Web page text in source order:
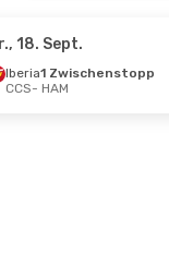
18. Sept.
Iberia1 Zwischenstopp
CCS- HAM